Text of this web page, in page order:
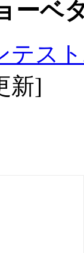
ーベ
テス
新]